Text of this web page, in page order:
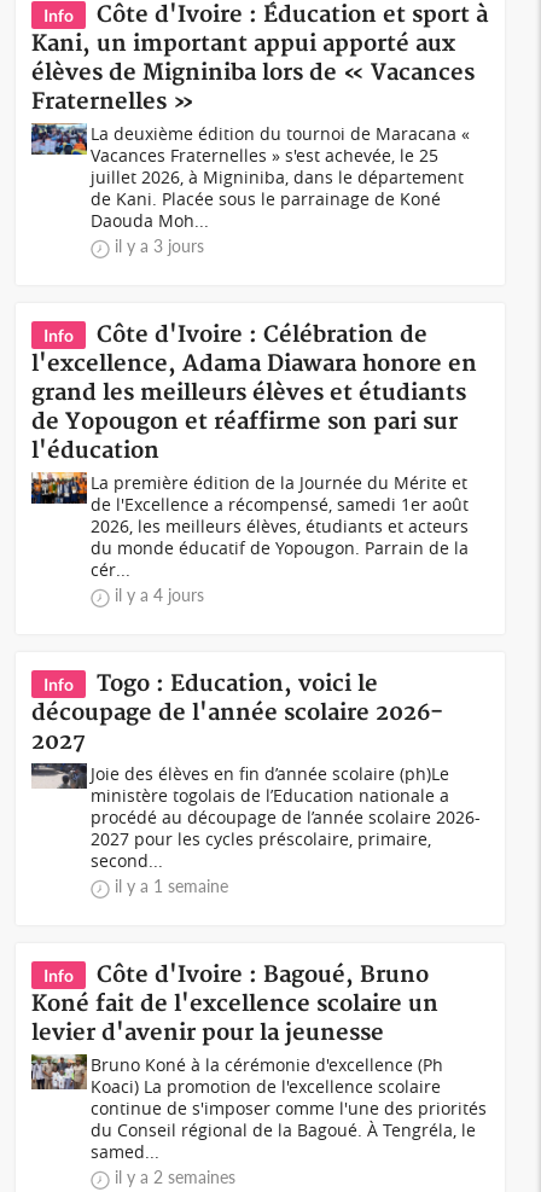
Info
Côte d'Ivoire : Éducation et sport à
Kani, un important appui apporté aux
élèves de Migniniba lors de « Vacances
Fraternelles »
La deuxième édition du tournoi de Maracana «
Vacances Fraternelles » s'est achevée, le 25
juillet 2026, à Migniniba, dans le département
de Kani. Placée sous le parrainage de Koné
Daouda Moh...
il y a 3 jours
Info
Côte d'Ivoire : Célébration de
l'excellence, Adama Diawara honore en
grand les meilleurs élèves et étudiants
de Yopougon et réaffirme son pari sur
l'éducation
La première édition de la Journée du Mérite et
de l'Excellence a récompensé, samedi 1er août
2026, les meilleurs élèves, étudiants et acteurs
du monde éducatif de Yopougon. Parrain de la
cér...
il y a 4 jours
Info
Togo : Education, voici le
découpage de l'année scolaire 2026-
2027
Joie des élèves en fin d’année scolaire (ph)Le
ministère togolais de l’Education nationale a
procédé au découpage de l’année scolaire 2026-
2027 pour les cycles préscolaire, primaire,
second...
il y a 1 semaine
Info
Côte d'Ivoire : Bagoué, Bruno
Koné fait de l'excellence scolaire un
levier d'avenir pour la jeunesse
Bruno Koné à la cérémonie d'excellence (Ph
Koaci) La promotion de l'excellence scolaire
continue de s'imposer comme l'une des priorités
du Conseil régional de la Bagoué. À Tengréla, le
samed...
il y a 2 semaines